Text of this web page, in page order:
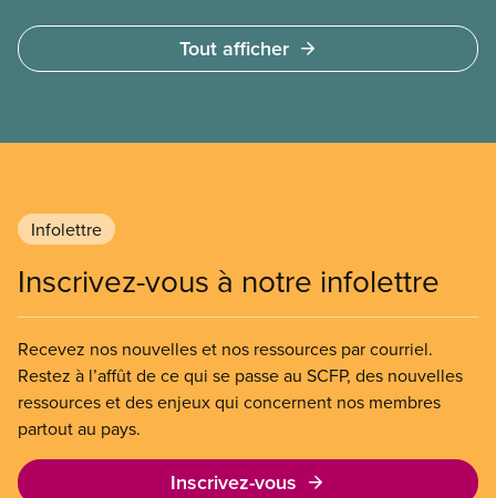
ministre de l’Emploi, Patty Hajdu, n’a attendu que
quelques heures pour accéder à cette demande de
Tout afficher
Infolettre
Inscrivez-vous à notre infolettre
Recevez nos nouvelles et nos ressources par courriel.
Restez à l’affût de ce qui se passe au SCFP, des nouvelles
ressources et des enjeux qui concernent nos membres
partout au pays.
Inscrivez-vous